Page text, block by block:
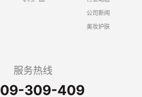
公司新闻
美妆护肤
服务热线
309-409